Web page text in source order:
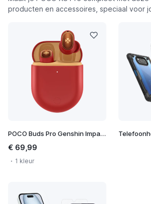
producten en accessoires, speciaal voor
POCO Buds Pro Genshin Impact Edition
€ 69,99
1 kleur